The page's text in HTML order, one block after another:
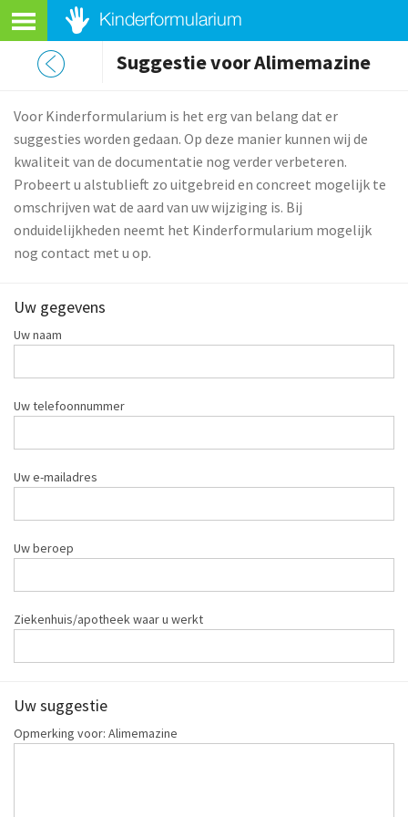
Suggestie voor Alimemazine
Voor Kinderformularium is het erg van belang dat er
suggesties worden gedaan. Op deze manier kunnen wij de
kwaliteit van de documentatie nog verder verbeteren.
Probeert u alstublieft zo uitgebreid en concreet mogelijk te
omschrijven wat de aard van uw wijziging is. Bij
onduidelijkheden neemt het Kinderformularium mogelijk
nog contact met u op.
Uw gegevens
Uw naam
Uw telefoonnummer
Uw e-mailadres
Uw beroep
Ziekenhuis/apotheek waar u werkt
Uw suggestie
Opmerking voor: Alimemazine